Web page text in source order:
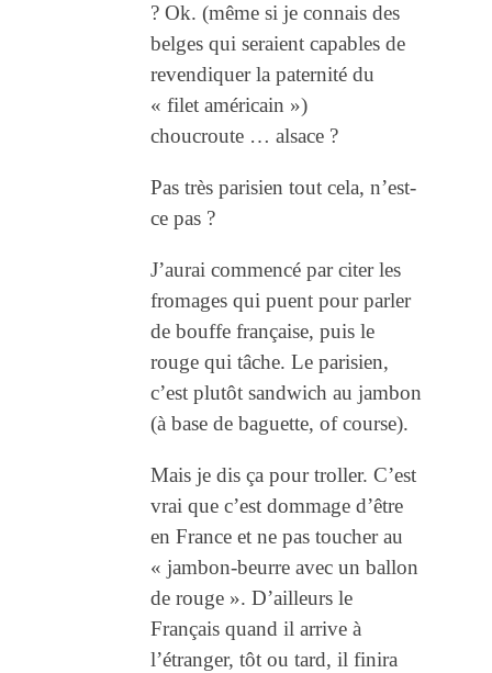
? Ok. (même si je connais des
belges qui seraient capables de
revendiquer la paternité du
« filet américain »)
choucroute … alsace ?
Pas très parisien tout cela, n’est-
ce pas ?
J’aurai commencé par citer les
fromages qui puent pour parler
de bouffe française, puis le
rouge qui tâche. Le parisien,
c’est plutôt sandwich au jambon
(à base de baguette, of course).
Mais je dis ça pour troller. C’est
vrai que c’est dommage d’être
en France et ne pas toucher au
« jambon-beurre avec un ballon
de rouge ». D’ailleurs le
Français quand il arrive à
l’étranger, tôt ou tard, il finira